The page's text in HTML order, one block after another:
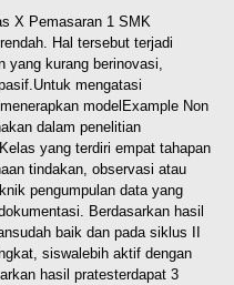
X Pemasaran 1 SMK
Hal tersebut terjadi
yang kurang berinovasi,
Untuk mengatasi
modelExample Non
dalam penelitian
yang terdiri empat tahapan
tindakan, observasi atau
pengumpulan data yang
Berdasarkan hasil
sudah baik dan pada siklus II
siswalebih aktif dengan
hasil pratesterdapat 3